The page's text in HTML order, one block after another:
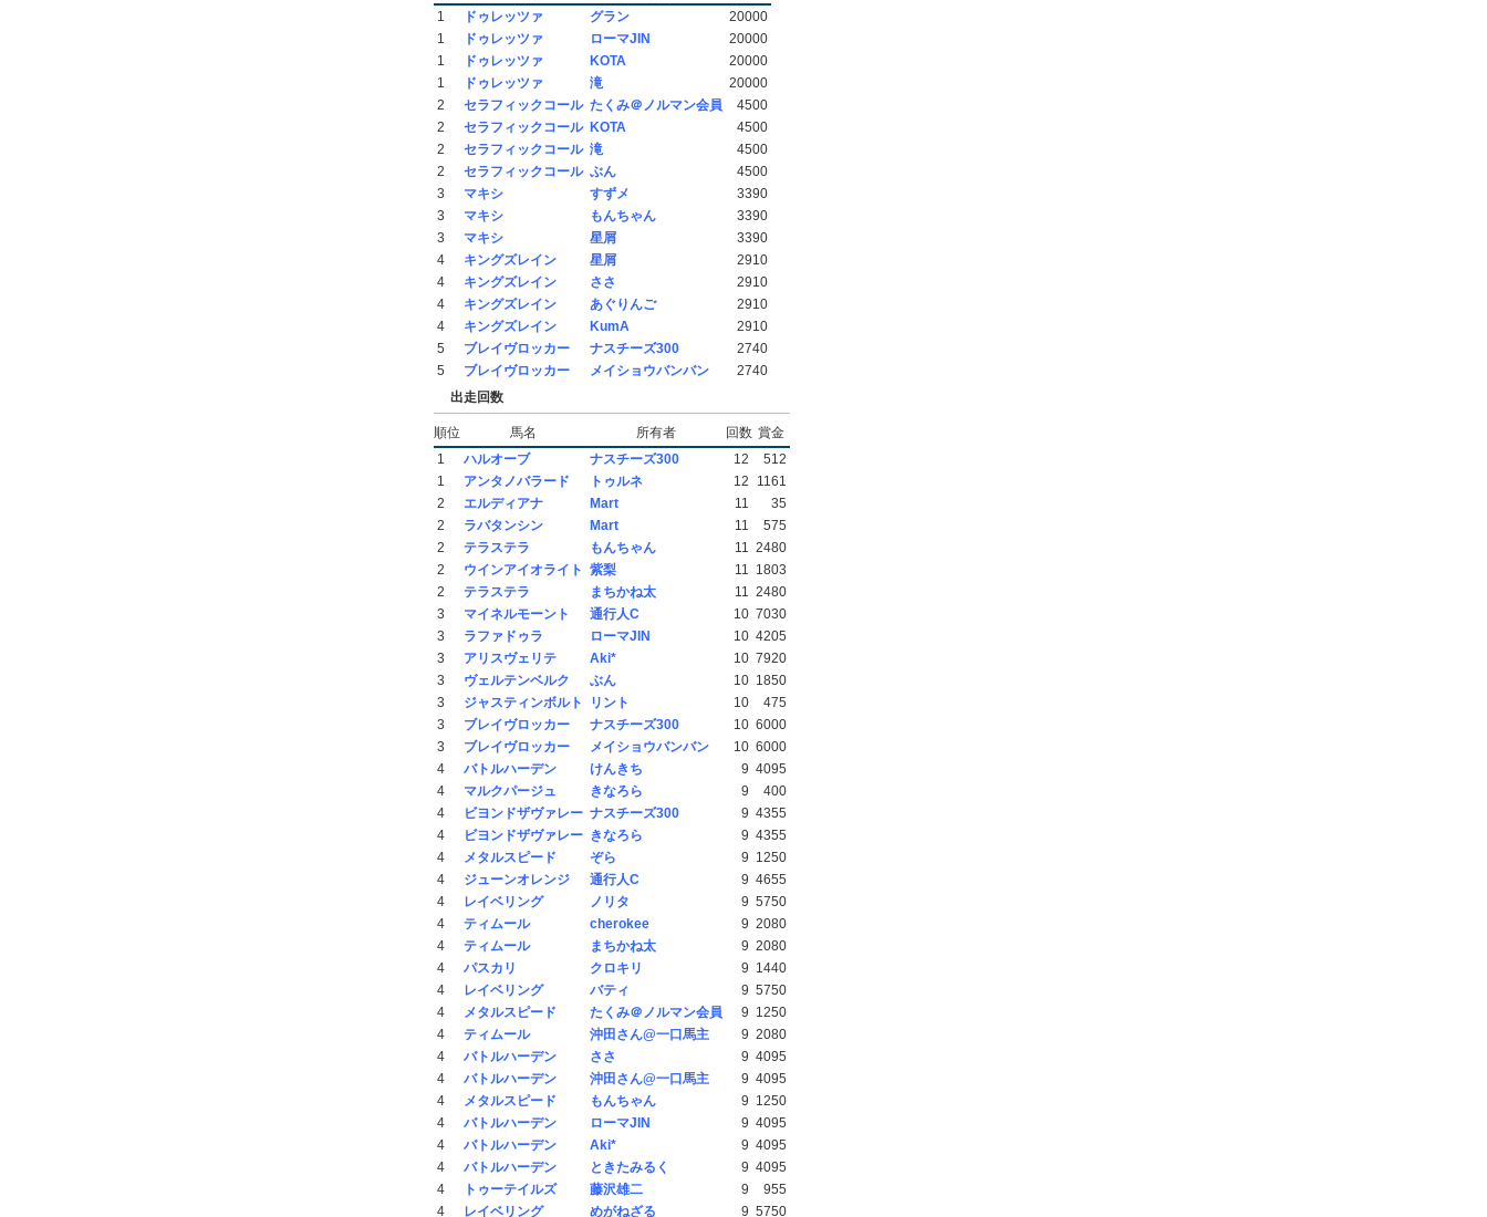
1
ドゥレッツァ グラン
20000
1
ドゥレッツァ ローマJIN
20000
1
ドゥレッツァ KOTA
20000
1
ドゥレッツァ 滝
20000
2
セラフィックコール たくみ＠ノルマン会員
4500
2
セラフィックコール KOTA
4500
2
セラフィックコール 滝
4500
2
セラフィックコール ぶん
4500
3
マキシ すずメ
3390
3
マキシ もんちゃん
3390
3
マキシ 星屑
3390
4
キングズレイン 星屑
2910
4
キングズレイン ささ
2910
4
キングズレイン あぐりんご
2910
4
キングズレイン KumA
2910
5
ブレイヴロッカー ナスチーズ300
2740
5
ブレイヴロッカー メイショウバンバン
2740
出走回数
順位 馬名 所有者 回数 賞金
1
ハルオーブ ナスチーズ300 12
512
1
アンタノバラード トゥルネ 12
1161
2
エルディアナ Mart 11
35
2
ラバタンシン Mart 11
575
2
テラステラ もんちゃん 11 2480
2
ウインアイオライト 紫梨 11 1803
2
テラステラ まちかね太 11 2480
3
マイネルモーント 通行人C 10 7030
3
ラファドゥラ ローマJIN 10 4205
3
アリスヴェリテ Aki* 10 7920
3
ヴェルテンベルク ぶん 10 1850
3
ジャスティンボルト リント 10
475
3
ブレイヴロッカー ナスチーズ300 10 6000
3
ブレイヴロッカー メイショウバンバン 10 6000
4
バトルハーデン けんきち 9 4095
4
マルクパージュ きなろら 9
400
4
ビヨンドザヴァレー ナスチーズ300 9 4355
4
ビヨンドザヴァレー きなろら 9 4355
4
メタルスピード ぞら 9 1250
4
ジューンオレンジ 通行人C 9 4655
4
レイベリング ノリタ 9 5750
4
ティムール cherokee 9 2080
4
ティムール まちかね太 9 2080
4
パスカリ クロキリ 9 1440
4
レイベリング バティ 9 5750
4
メタルスピード たくみ＠ノルマン会員 9 1250
4
ティムール 沖田さん@一口馬主 9 2080
4
バトルハーデン ささ 9 4095
4
バトルハーデン 沖田さん@一口馬主 9 4095
4
メタルスピード もんちゃん 9 1250
4
バトルハーデン ローマJIN 9 4095
4
バトルハーデン Aki* 9 4095
4
バトルハーデン ときたみるく 9 4095
4
トゥーテイルズ 藤沢雄二 9
955
4
レイベリング めがねざる 9 5750